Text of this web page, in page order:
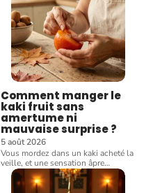
Comment manger le
kaki fruit sans
amertume ni
mauvaise surprise ?
5 août 2026
Vous mordez dans un kaki acheté la
veille, et une sensation âpre…